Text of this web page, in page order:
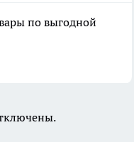
по выгодной